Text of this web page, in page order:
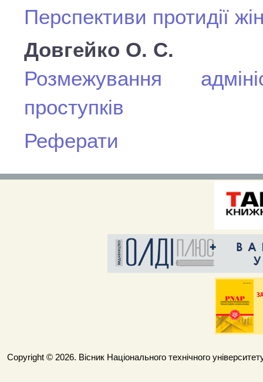
Перспективи протидії
Довгейко О. С.
Розмежування
проступків
Реферати
Copyright © 2026. Вісник Національного технічного